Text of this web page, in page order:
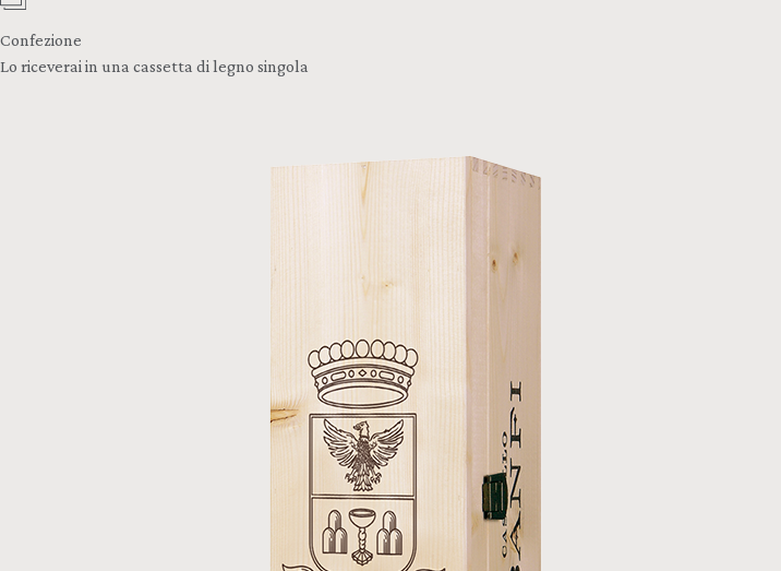
Confezione
Lo riceverai in una cassetta di legno singola